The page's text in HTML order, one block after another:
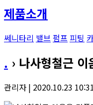
제품소개
쎄니타리 밸브 펌프 피팅
. › 나사형철근
관리자 | 2020.10.23